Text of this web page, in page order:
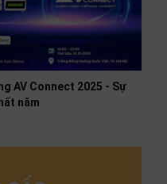
AV Connect 2025 - Sự
năm